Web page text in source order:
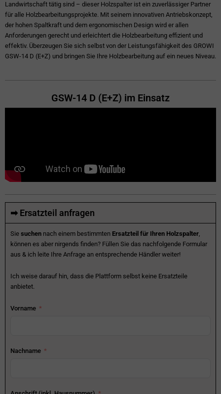
Landwirtschaft tätig sind – dieser Holzspalter ist ein zuverlässiger Partner
für alle Holzbearbeitungsprojekte. Mit seinem innovativen Antriebskonzept,
der hohen Spaltkraft und dem ergonomischen Design wird er allen
Anforderungen gerecht und erleichtert die Holzbearbeitung effizient und
effektiv. Überzeugen Sie sich selbst von der Leistungsfähigkeit des GROWI
GSW-14 D (E+Z) und bringen Sie Ihre Holzbearbeitung auf ein neues Niveau.
GSW-14 D (E+Z) im Einsatz
➡ Ersatzteil anfragen
Sie suchen nach einem bestimmten Ersatzteil für Ihren Holzspalter,
können es aber nirgends finden? Füllen Sie das nachfolgende Formular
aus & ich leite Ihre Anfrage an entsprechende Händler weiter!
Ich weise darauf hin, dass die Plattform selbst keine Ersatzteile
anbietet.
Vorname
Nachname